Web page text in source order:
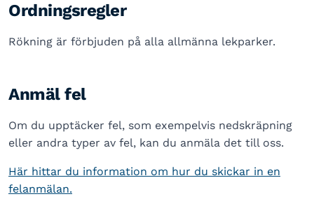
Ordningsregler
Rökning är förbjuden på alla allmänna lekparker.
Anmäl fel
Om du upptäcker fel, som exempelvis nedskräpning
eller andra typer av fel, kan du anmäla det till oss.
Här hittar du information om hur du skickar in en
felanmälan.